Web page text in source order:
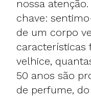
nossa
chave:
de um corpo
características
velhice,
50 anos são
de perfume,